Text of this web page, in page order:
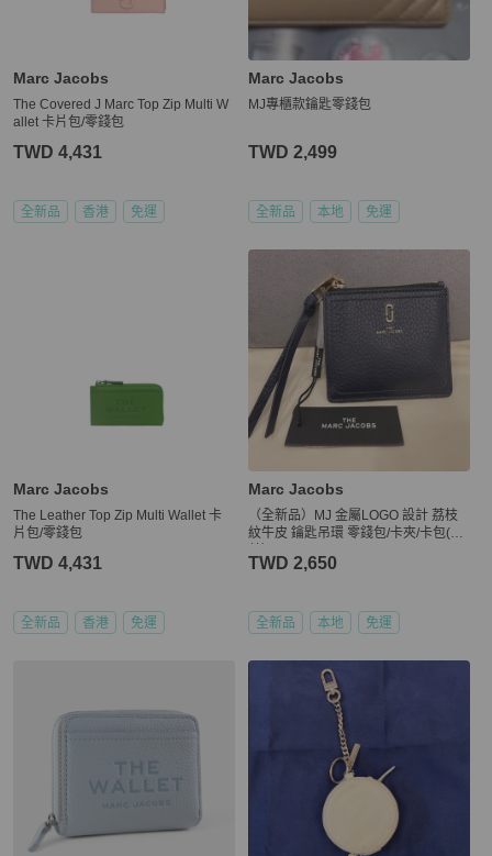
Marc Jacobs
The Covered J Marc Top Zip Multi W
allet 卡片包/零錢包
TWD 4,431
全新品 香港 免運
Marc Jacobs
MJ專櫃款鑰匙零錢包
TWD 2,499
全新品 本地 免運
Marc Jacobs
The Leather Top Zip Multi Wallet 卡
片包/零錢包
TWD 4,431
全新品 香港 免運
Marc Jacobs
（全新品）MJ 金屬LOGO 設計 荔枝
紋牛皮 鑰匙吊環 零錢包/卡夾/卡包(深
TWD 2,650
全新品 本地 免運